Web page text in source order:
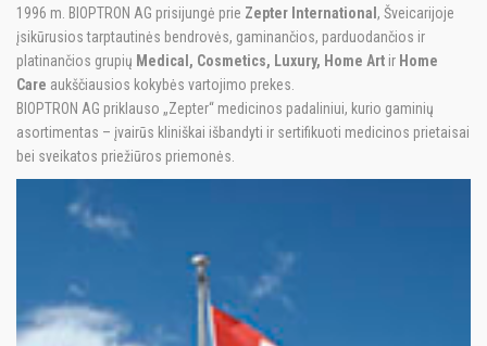
1996 m. BIOPTRON AG prisijungė prie Zepter International , Šveicarijoje
įsikūrusios tarptautinės bendrovės, gaminančios, parduodančios ir
platinančios grupių Medical, Cosmetics, Luxury, Home Art ir Home
Care aukščiausios kokybės vartojimo prekes.
BIOPTRON AG priklauso „Zepter“ medicinos padaliniui, kurio gaminių
asortimentas – įvairūs kliniškai išbandyti ir sertifikuoti medicinos prietaisai
bei sveikatos priežiūros priemonės.